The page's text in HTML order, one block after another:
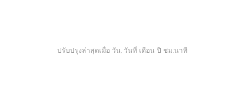
ปรับปรุงล่าสุดเมื่อ วัน, วันที่ เดือน ปี ชม:นาที